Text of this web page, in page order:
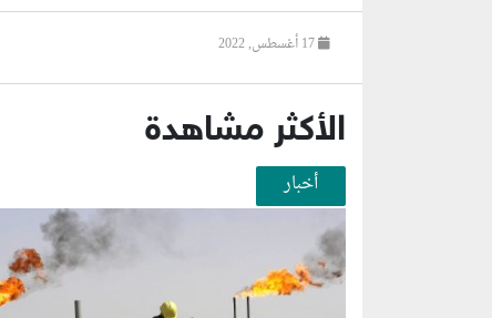
الأكثر مشاهدة
أخبار